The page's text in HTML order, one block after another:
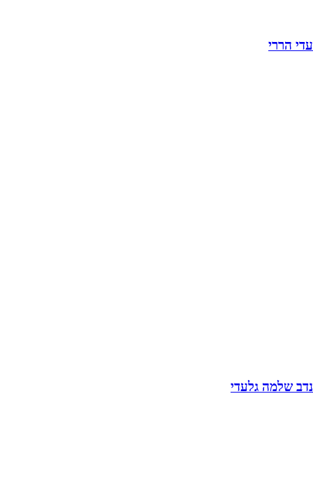
עדי הררי
נדב שלמה גלעדי